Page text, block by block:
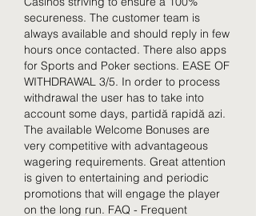
secureness. The customer team is
always available and should reply in few
hours once contacted. There also apps
for Sports and Poker sections. EASE OF
WITHDRAWAL 3/5. In order to process
withdrawal the user has to take into
account some days, partidă rapidă azi.
The available Welcome Bonuses are
very competitive with advantageous
wagering requirements. Great attention
is given to entertaining and periodic
promotions that will engage the player
on the long run. FAQ - Frequent